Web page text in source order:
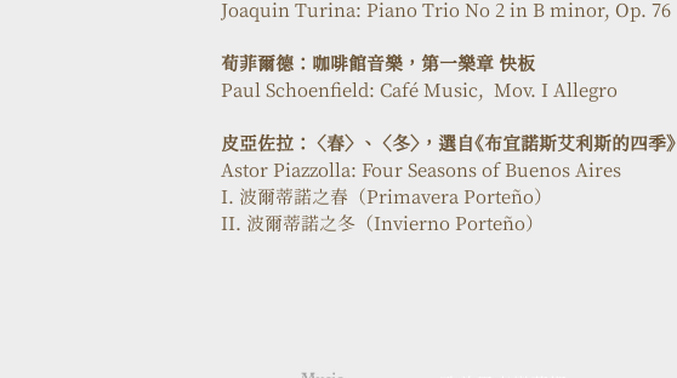
Joaquin Turina: Piano Trio No 2 in B minor, Op. 76
荀菲爾德：咖啡館音樂，第一樂章 快板
Paul Schoenfield: Café Music,  Mov. I Allegro
皮亞佐拉： 〈春〉 、 〈冬〉，選自《布宜諾斯艾利斯的四季》
Astor Piazzolla: Four Seasons of Buenos Aires
I. 波爾蒂諾之春（Primavera Porteño）
II. 波爾蒂諾之冬（Invierno Porteño）